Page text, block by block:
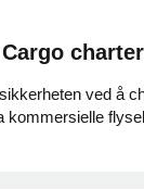
Cargo charter
ved å
kommersielle